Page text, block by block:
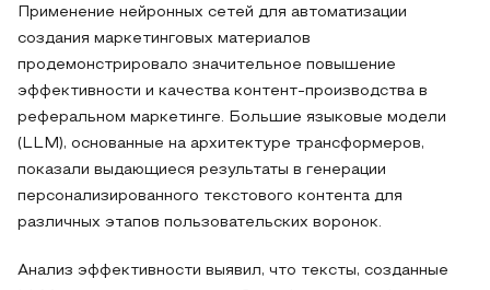
Применение нейронных сетей для автоматизации
создания маркетинговых материалов
продемонстрировало значительное повышение
эффективности и качества контент-производства в
реферальном маркетинге. Большие языковые модели
(LLM), основанные на архитектуре трансформеров,
показали выдающиеся результаты в генерации
персонализированного текстового контента для
различных этапов пользовательских воронок.
Анализ эффективности выявил, что тексты, созданные